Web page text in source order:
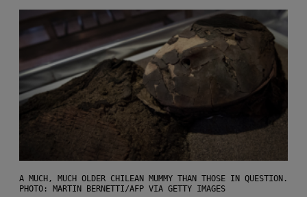
A MUCH, MUCH OLDER CHILEAN MUMMY THAN THOSE IN QUESTION.
PHOTO: MARTIN BERNETTI/AFP VIA GETTY IMAGES